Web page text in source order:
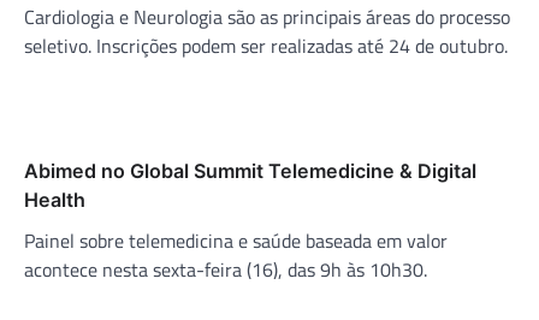
Cardiologia e Neurologia são as principais áreas do processo
seletivo. Inscrições podem ser realizadas até 24 de outubro.
Abimed no Global Summit Telemedicine & Digital
Health
Painel sobre telemedicina e saúde baseada em valor
acontece nesta sexta-feira (16), das 9h às 10h30.